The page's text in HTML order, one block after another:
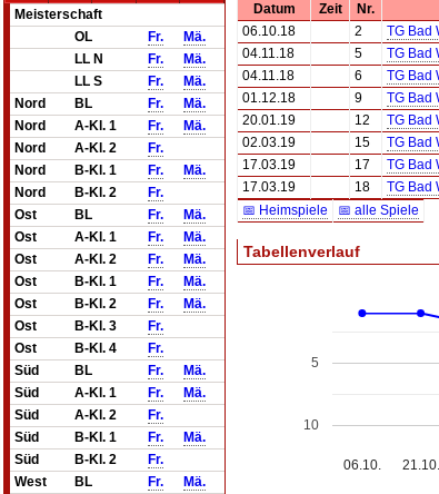
Meisterschaft
OL
Fr.
Mä.
LL N
Fr.
Mä.
LL S
Fr.
Mä.
Nord
BL Fr.
Mä.
Nord
A-Kl. 1 Fr.
Mä.
Nord
A-Kl. 2
Fr.
Nord
B-Kl. 1 Fr.
Mä.
Nord
B-Kl. 2
Fr.
Ost
BL Fr.
Mä.
Ost
A-Kl. 1 Fr.
Mä.
Ost
A-Kl. 2 Fr.
Mä.
Ost
B-Kl. 1 Fr.
Mä.
Ost
B-Kl. 2 Fr.
Mä.
Ost
B-Kl. 3
Fr.
Ost
B-Kl. 4
Fr.
Süd
BL Fr.
Mä.
Süd
A-Kl. 1 Fr.
Mä.
Süd
A-Kl. 2
Fr.
Süd
B-Kl. 1 Fr.
Mä.
Süd
B-Kl. 2
Fr.
West
BL Fr. Mä.
Datum Zeit Nr.
06.10.18
2 TG Bad
04.11.18
5 TG Bad
04.11.18
6 TG Bad
01.12.18
9 TG Bad
20.01.19
12 TG Bad
02.03.19
15 TG Bad
17.03.19
17 TG Bad
17.03.19
18 TG Bad
📅 Heimspiele
📅 alle Spiele
Tabellenverlauf
06.10. 21.10.
5
10